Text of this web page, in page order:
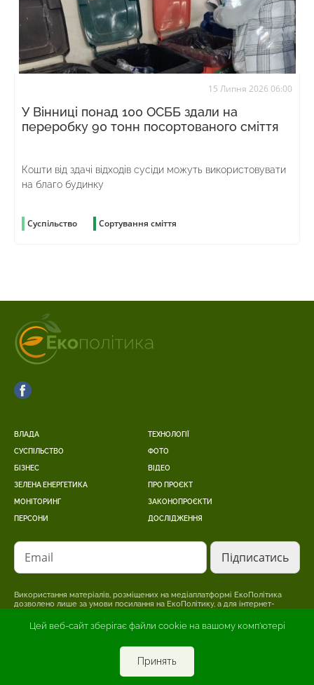
Цей веб-сайт зберігає файли cookie на вашому комп'ютері
Принять
15 Липня 2026 06:00
У Вінниці понад 100 ОСББ здали на
переробку 90 тонн посортованого сміття
Кошти від здачі відходів сусіди можуть використовувати
на благо будинку
Суспільство Сортування сміття
ВЛАДА
СУСПІЛЬСТВО
БІЗНЕС
ЗЕЛЕНА ЕНЕРГЕТИКА
МОНІТОРИНГ
ПЕРСОНИ
ТЕХНОЛОГІЇ
ФОТО
ВІДЕО
ПРО ПРОЄКТ
ЗАКОНОПРОЄКТИ
ДОСЛІДЖЕННЯ
Email
Використання матеріалів, розміщених на медіаплатформі ЕкоПолітика
дозволено лише за умови посилання на ЕкоПолітику, а для інтернет-
гіперпосилання на сторінку, де розміщено оригінальний матеріал.
матеріалі. Відповідальність за достовірність інформації, опублікованої в
рекламних матеріалах, несе рекламодавець.